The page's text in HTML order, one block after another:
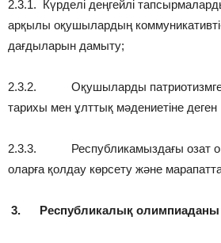
2.3.1. Күрделі деңгейлі
арқылы оқушылардың
дағдыларын дамыту;
2.3.2. Оқушыларды патриотизмге
тарихы мен ұлттық мәдениетіне деген
2.3.3. Республикамыздағы озат
оларға қолдау көрсету және
3. Республикалық олимпиаданы